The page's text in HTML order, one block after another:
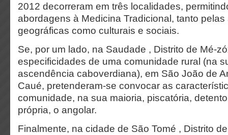
2012 decorreram em três localidades,
abordagens à Medicina Tradicional, tanto
geográficas como culturais e sociais.
Se, por um lado, na Saudade , Distrito de Mé-
especificidades de uma comunidade rural (na
ascendência caboverdiana), em São João de
Caué, pretenderam-se convocar as
comunidade, na sua maioria, piscatória,
própria, o angolar.
Finalmente, na cidade de São Tomé , Distrito